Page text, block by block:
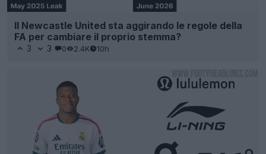
Il Newcastle United sta aggirando le regole della
FA per cambiare il proprio stemma?
3 3 0 2.4K 10h